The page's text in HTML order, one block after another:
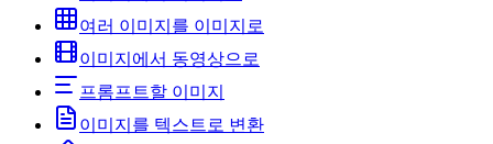
여러 이미지를 이미지로
이미지에서 동영상으로
프롬프트할 이미지
이미지를 텍스트로 변환